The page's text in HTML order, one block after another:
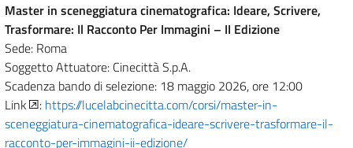
Master in sceneggiatura cinematografica: Ideare, Scrivere,
Trasformare: Il Racconto Per Immagini – II Edizione
Sede: Roma
Soggetto Attuatore: Cinecittà S.p.A.
Scadenza bando di selezione: 18 maggio 2026, ore 12:00
Link
: https://lucelabcinecitta.com/corsi/master-in-
sceneggiatura-cinematografica-ideare-scrivere-trasformare-il-
racconto-per-immagini-ii-edizione/